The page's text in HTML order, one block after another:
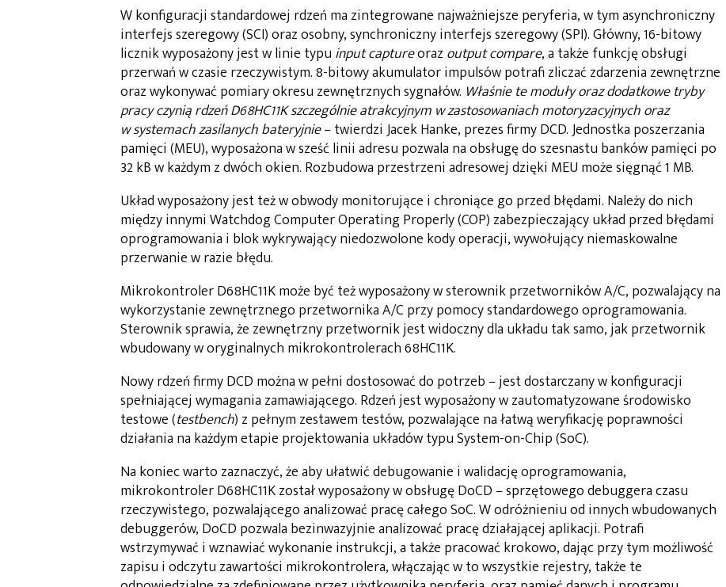
W konfiguracji standardowej rdzeń ma zintegrowane najważniejsze peryferia, w tym asynchroniczny
interfejs szeregowy (SCI) oraz osobny, synchroniczny interfejs szeregowy (SPI). Główny, 16-bitowy
licznik wyposażony jest w linie typu input captureoraz output compare, a także funkcję obsługi
przerwań w czasie rzeczywistym. 8-bitowy akumulator impulsów potrafi zliczać zdarzenia zewnętrzne
oraz wykonywać pomiary okresu zewnętrznych sygnałów. Właśnie te moduły oraz dodatkowe tryby
pracy czynią rdzeń D68HC11K szczególnie atrakcyjnym w zastosowaniach motoryzacyjnych oraz
w systemach zasilanych bateryjnie– twierdzi Jacek Hanke, prezes firmy DCD. Jednostka poszerzania
pamięci (MEU), wyposażona w sześć linii adresu pozwala na obsługę do szesnastu banków pamięci po
32 kB w każdym z dwóch okien. Rozbudowa przestrzeni adresowej dzięki MEU może sięgnąć 1 MB.
Układ wyposażony jest też w obwody monitorujące i chroniące go przed błędami. Należy do nich
między innymi Watchdog Computer Operating Properly (COP) zabezpieczający układ przed błędami
oprogramowania i blok wykrywający niedozwolone kody operacji, wywołujący niemaskowalne
przerwanie w razie błędu.
Mikrokontroler D68HC11K może być też wyposażony w sterownik przetworników A/C, pozwalający na
wykorzystanie zewnętrznego przetwornika A/C przy pomocy standardowego oprogramowania.
Sterownik sprawia, że zewnętrzny przetwornik jest widoczny dla układu tak samo, jak przetwornik
wbudowany w oryginalnych mikrokontrolerach 68HC11K.
Nowy rdzeń firmy DCD można w pełni dostosować do potrzeb – jest dostarczany w konfiguracji
spełniającej wymagania zamawiającego. Rdzeń jest wyposażony w zautomatyzowane środowisko
testowe (testbench) z pełnym zestawem testów, pozwalające na łatwą weryfikację poprawności
działania na każdym etapie projektowania układów typu System-on-Chip (SoC).
Na koniec warto zaznaczyć, że aby ułatwić debugowanie i walidację oprogramowania,
mikrokontroler D68HC11K został wyposażony w obsługę DoCD – sprzętowego debuggera czasu
rzeczywistego, pozwalającego analizować pracę całego SoC. W odróżnieniu od innych wbudowanych
debuggerów, DoCD pozwala bezinwazyjnie analizować pracę działającej aplikacji. Potrafi
wstrzymywać i wznawiać wykonanie instrukcji, a także pracować krokowo, dając przy tym możliwość
zapisu i odczytu zawartości mikrokontrolera, włączając w to wszystkie rejestry, także te